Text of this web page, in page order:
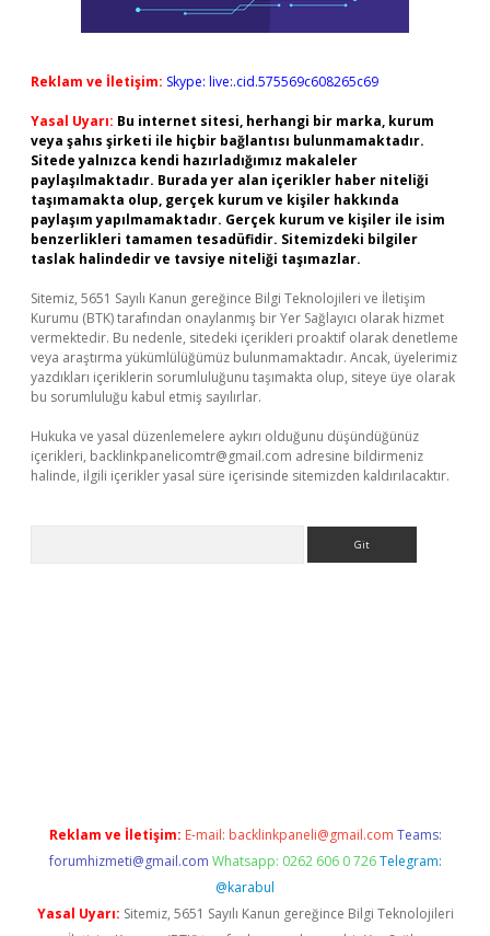
Reklam ve İletişim: Skype: live:.cid.575569c608265c69
Yasal Uyarı: Bu internet sitesi, herhangi bir marka, kurum
veya şahıs şirketi ile hiçbir bağlantısı bulunmamaktadır.
Sitede yalnızca kendi hazırladığımız makaleler
paylaşılmaktadır. Burada yer alan içerikler haber niteliği
taşımamakta olup, gerçek kurum ve kişiler hakkında
paylaşım yapılmamaktadır. Gerçek kurum ve kişiler ile isim
benzerlikleri tamamen tesadüfidir. Sitemizdeki bilgiler
taslak halindedir ve tavsiye niteliği taşımazlar.
Sitemiz, 5651 Sayılı Kanun gereğince Bilgi Teknolojileri ve İletişim
Kurumu (BTK) tarafından onaylanmış bir Yer Sağlayıcı olarak hizmet
vermektedir. Bu nedenle, sitedeki içerikleri proaktif olarak denetleme
veya araştırma yükümlülüğümüz bulunmamaktadır. Ancak, üyelerimiz
yazdıkları içeriklerin sorumluluğunu taşımakta olup, siteye üye olarak
bu sorumluluğu kabul etmiş sayılırlar.
Hukuka ve yasal düzenlemelere aykırı olduğunu düşündüğünüz
içerikleri, backlinkpanelicomtr@gmail.com adresine bildirmeniz
halinde, ilgili içerikler yasal süre içerisinde sitemizden kaldırılacaktır.
Reklam ve İletişim: E-mail: backlinkpaneli@gmail.com Teams:
forumhizmeti@gmail.com Whatsapp: 0262 606 0 726 Telegram:
@karabul
Yasal Uyarı: Sitemiz, 5651 Sayılı Kanun gereğince Bilgi Teknolojileri